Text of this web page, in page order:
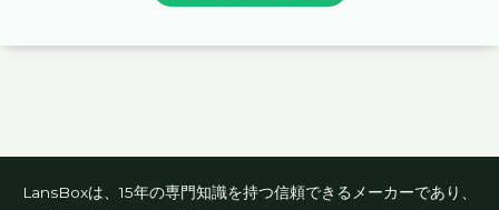
LansBoxは、15年の専門知識を持つ信頼できるメーカーであり、